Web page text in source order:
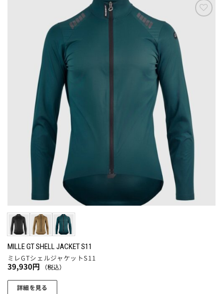
MILLE GT SHELL JACKET S11
ミレGTシェルジャケットS11
39,930円 （税込）
詳細を見る